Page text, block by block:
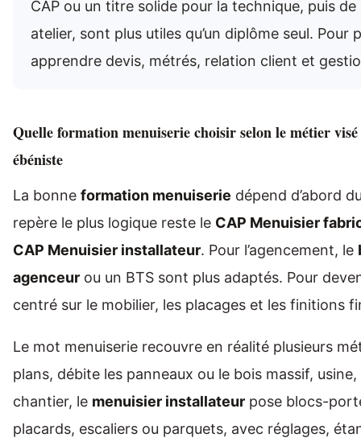
CAP ou un titre solide pour la technique, puis
atelier, sont plus utiles qu’un diplôme seul.
apprendre devis, métrés, relation client et
Quelle formation menuiserie choisir selon le métier
ébéniste
La bonne formation menuiserie dépend d’abord
repère le plus logique reste le CAP Menuisier
CAP Menuisier installateur. Pour l’agencement, le
agenceur ou un BTS sont plus adaptés. Pour
centré sur le mobilier, les placages et les finitions
Le mot menuiserie recouvre en réalité plusieurs
plans, débite les panneaux ou le bois massif,
chantier, le menuisier installateur pose blocs-
placards, escaliers ou parquets, avec réglages,